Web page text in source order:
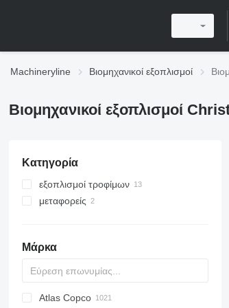
Machineryline Βιομηχανικοί εξοπλισμοί
Βιομηχανικοί εξοπλισμοί
Κατηγορία
εξοπλισμοί τροφίμων
εξοπλισμοί επεξεργασίας αγροτικών
κόφτες λαχανικών
μηχανήματα επεξεργασίας
φρούτων και λαχανικών
μεταφορείς
Μάρκα
PDS
APD
AB
Ensis
VZ
AG3
Atlas Copco